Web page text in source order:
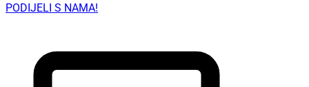
PODIJELI S NAMA!